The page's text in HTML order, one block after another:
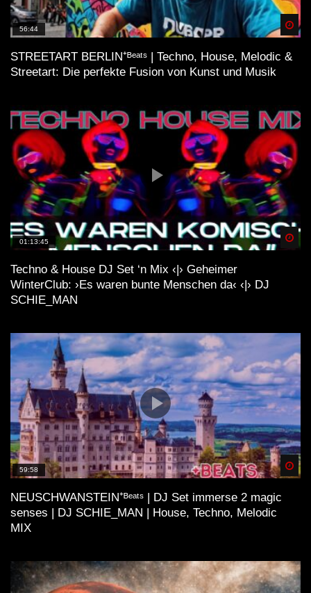
56:44
STREETART BERLIN⁺ᴮᵉᵃᵗˢ | Techno, House, Melodic &
Streetart: Die perfekte Fusion von Kunst und Musik
01:13:45
Techno & House DJ Set ‘n Mix ‹|› Geheimer
WinterClub: ›Es waren bunte Menschen da‹ ‹|› DJ
SCHIE_MAN
59:58
NEUSCHWANSTEIN⁺ᴮᵉᵃᵗˢ | DJ Set immerse 2 magic
senses | DJ SCHIE_MAN | House, Techno, Melodic
MIX